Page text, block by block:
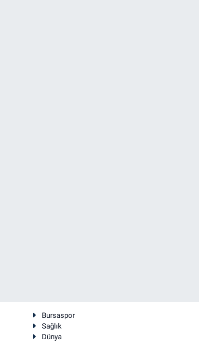
Bursaspor
Sağlık
Dünya